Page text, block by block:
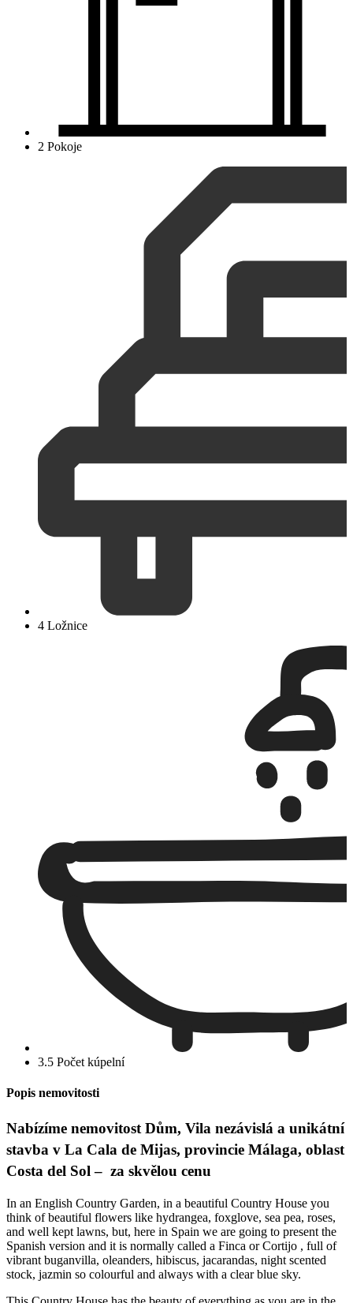
2 Pokoje
4 Ložnice
3.5 Počet kúpelní
Popis nemovitosti
Nabízíme nemovitost Dům, Vila nezávislá a unikátní
stavba v La Cala de Mijas, provincie Málaga, oblast
Costa del Sol – za skvělou cenu
In an English Country Garden, in a beautiful Country House you
think of beautiful flowers like hydrangea, foxglove, sea pea, roses,
and well kept lawns, but, here in Spain we are going to present the
Spanish version and it is normally called a Finca or Cortijo , full of
vibrant buganvilla, oleanders, hibiscus, jacarandas, night scented
stock, jazmin so colourful and always with a clear blue sky.